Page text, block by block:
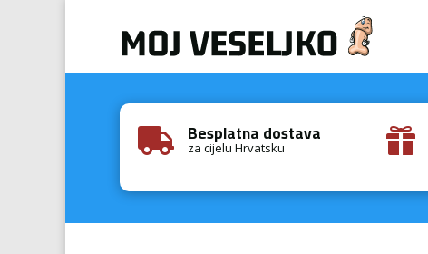
 Besplatna dostava
za cijelu Hrvatsku 